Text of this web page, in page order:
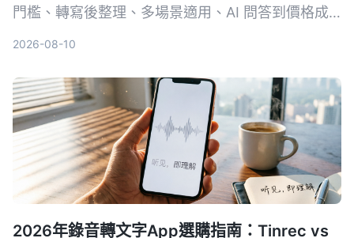
門檻、轉寫後整理、多場景適用、AI 問答到價格成
2026-08-10
2026年錄音轉文字App選購指南：Tinrec vs